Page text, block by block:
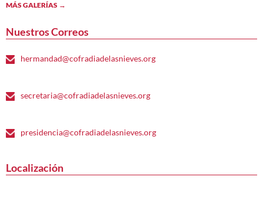
MÁS GALERÍAS →
Nuestros Correos
hermandad@cofradiadelasnieves.org
secretaria@cofradiadelasnieves.org
presidencia@cofradiadelasnieves.org
Localización